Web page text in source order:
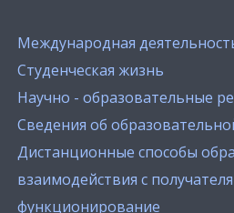
Международная
Студенческая жизнь
Научно - образовательные
Сведения об
Дистанционные способы
взаимодействия с
функционирование